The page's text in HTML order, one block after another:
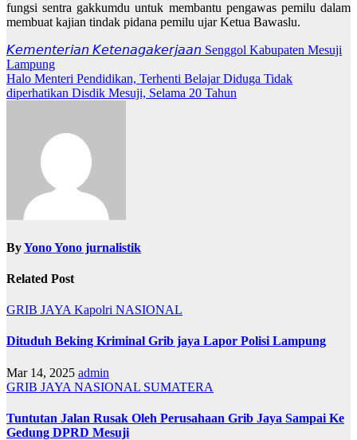
fungsi sentra gakkumdu untuk membantu pengawas pemilu dalam
membuat kajian tindak pidana pemilu ujar Ketua Bawaslu.
Navigasi
pos
𝘒𝘦𝘮𝘦𝘯𝘵𝘦𝘳𝘪𝘢𝘯 𝘒𝘦𝘵𝘦𝘯𝘢𝘨𝘢𝘬𝘦𝘳𝘫𝘢𝘢𝘯 Senggol Kabupaten Mesuji
Lampung
Halo Menteri Pendidikan, Terhenti Belajar Diduga Tidak
diperhatikan Disdik Mesuji, Selama 20 Tahun
ByYono Yono jurnalistik
Related Post
GRIB JAYA Kapolri NASIONAL
Dituduh Beking Kriminal Grib jaya Lapor Polisi Lampung
Mar 14, 2025 admin
GRIB JAYA NASIONAL SUMATERA
Tuntutan Jalan Rusak Oleh Perusahaan Grib Jaya Sampai Ke
Gedung DPRD Mesuji